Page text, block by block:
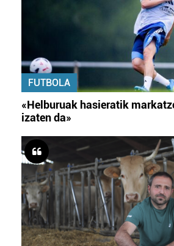
FUTBOLA
«Helburuak hasieratik
izaten da»